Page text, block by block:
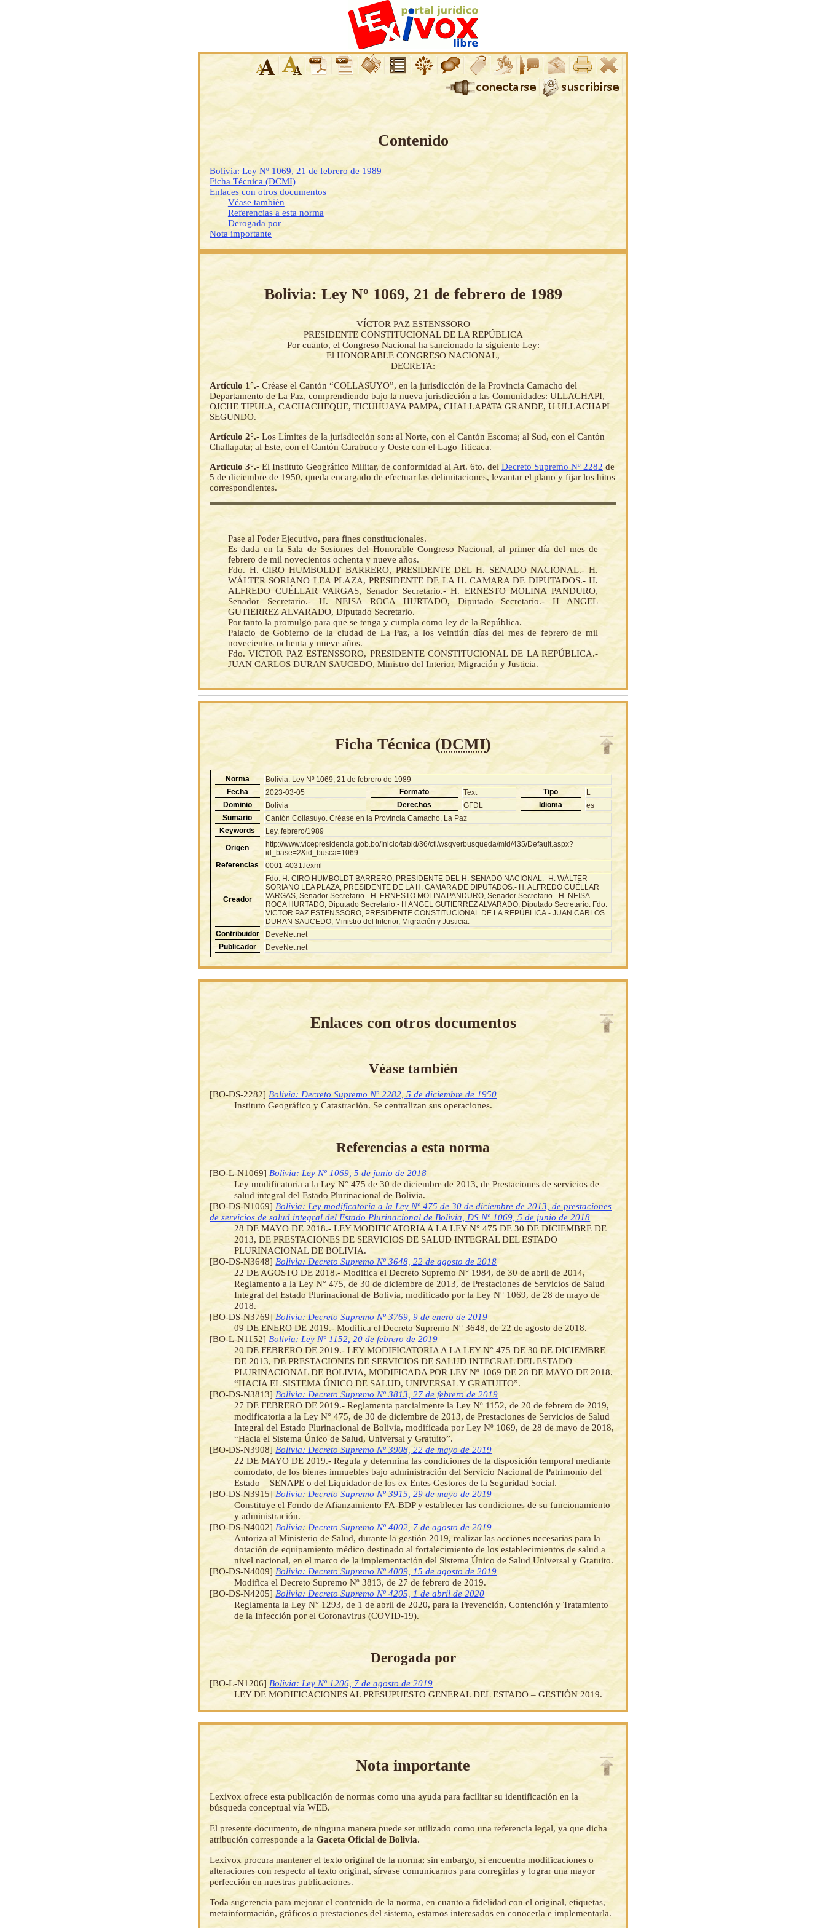
Contenido
Bolivia: Ley Nº 1069, 21 de febrero de 1989
Ficha Técnica (DCMI)
Enlaces con otros documentos
Véase también
Referencias a esta norma
Derogada por
Nota importante
Bolivia: Ley Nº 1069, 21 de febrero de 1989
VÍCTOR PAZ ESTENSSORO
PRESIDENTE CONSTITUCIONAL DE LA REPÚBLICA
Por cuanto, el Congreso Nacional ha sancionado la siguiente Ley:
El HONORABLE CONGRESO NACIONAL,
DECRETA:
Artículo 1°.- Créase el Cantón “COLLASUYO”, en la jurisdicción de la Provincia Camacho del
Departamento de La Paz, comprendiendo bajo la nueva jurisdicción a las Comunidades: ULLACHAPI,
OJCHE TIPULA, CACHACHEQUE, TICUHUAYA PAMPA, CHALLAPATA GRANDE, U ULLACHAPI
SEGUNDO.
Artículo 2°.- Los Límites de la jurisdicción son: al Norte, con el Cantón Escoma; al Sud, con el Cantón
Challapata; al Este, con el Cantón Carabuco y Oeste con el Lago Titicaca.
Artículo 3°.- El Instituto Geográfico Militar, de conformidad al Art. 6to. del Decreto Supremo Nº 2282 de
5 de diciembre de 1950, queda encargado de efectuar las delimitaciones, levantar el plano y fijar los hitos
correspondientes.
Pase al Poder Ejecutivo, para fines constitucionales.
Es dada en la Sala de Sesiones del Honorable Congreso Nacional, al primer día del mes de
febrero de mil novecientos ochenta y nueve años.
Fdo. H. CIRO HUMBOLDT BARRERO, PRESIDENTE DEL H. SENADO NACIONAL.- H.
WÁLTER SORIANO LEA PLAZA, PRESIDENTE DE LA H. CAMARA DE DIPUTADOS.- H.
ALFREDO CUÉLLAR VARGAS, Senador Secretario.- H. ERNESTO MOLINA PANDURO,
Senador Secretario.- H. NEISA ROCA HURTADO, Diputado Secretario.- H ANGEL
GUTIERREZ ALVARADO, Diputado Secretario.
Por tanto la promulgo para que se tenga y cumpla como ley de la República.
Palacio de Gobierno de la ciudad de La Paz, a los veintiún días del mes de febrero de mil
novecientos ochenta y nueve años.
Fdo. VICTOR PAZ ESTENSSORO, PRESIDENTE CONSTITUCIONAL DE LA REPÚBLICA.-
JUAN CARLOS DURAN SAUCEDO, Ministro del Interior, Migración y Justicia.
Ficha Técnica (DCMI)
Norma
Bolivia: Ley Nº 1069, 21 de febrero de 1989
Fecha
2023-03-05 Formato Text Tipo
L
Dominio
Bolivia Derechos GFDL Idioma
es
Sumario
Cantón Collasuyo. Créase en la Provincia Camacho, La Paz
Keywords
Ley, febrero/1989
Origen
http://www.vicepresidencia.gob.bo/Inicio/tabid/36/ctl/wsqverbusqueda/mid/435/Default.aspx?
id_base=2&id_busca=1069
Referencias
0001-4031.lexml
Creador
Fdo. H. CIRO HUMBOLDT BARRERO, PRESIDENTE DEL H. SENADO NACIONAL.- H. WÁLTER
SORIANO LEA PLAZA, PRESIDENTE DE LA H. CAMARA DE DIPUTADOS.- H. ALFREDO CUÉLLAR
VARGAS, Senador Secretario.- H. ERNESTO MOLINA PANDURO, Senador Secretario.- H. NEISA
ROCA HURTADO, Diputado Secretario.- H ANGEL GUTIERREZ ALVARADO, Diputado Secretario. Fdo.
VICTOR PAZ ESTENSSORO, PRESIDENTE CONSTITUCIONAL DE LA REPÚBLICA.- JUAN CARLOS
DURAN SAUCEDO, Ministro del Interior, Migración y Justicia.
Contribuidor
DeveNet.net
Publicador
DeveNet.net
Enlaces con otros documentos
Véase también
[BO-DS-2282] Bolivia: Decreto Supremo Nº 2282, 5 de diciembre de 1950
Instituto Geográfico y Catastración. Se centralizan sus operaciones.
Referencias a esta norma
[BO-L-N1069] Bolivia: Ley Nº 1069, 5 de junio de 2018
Ley modificatoria a la Ley N° 475 de 30 de diciembre de 2013, de Prestaciones de servicios de
salud integral del Estado Plurinacional de Bolivia.
[BO-DS-N1069] Bolivia: Ley modificatoria a la Ley Nº 475 de 30 de diciembre de 2013, de prestaciones
de servicios de salud integral del Estado Plurinacional de Bolivia, DS Nº 1069, 5 de junio de 2018
28 DE MAYO DE 2018.- LEY MODIFICATORIA A LA LEY N° 475 DE 30 DE DICIEMBRE DE
2013, DE PRESTACIONES DE SERVICIOS DE SALUD INTEGRAL DEL ESTADO
PLURINACIONAL DE BOLIVIA.
[BO-DS-N3648] Bolivia: Decreto Supremo Nº 3648, 22 de agosto de 2018
22 DE AGOSTO DE 2018.- Modifica el Decreto Supremo N° 1984, de 30 de abril de 2014,
Reglamento a la Ley N° 475, de 30 de diciembre de 2013, de Prestaciones de Servicios de Salud
Integral del Estado Plurinacional de Bolivia, modificado por la Ley N° 1069, de 28 de mayo de
2018.
[BO-DS-N3769] Bolivia: Decreto Supremo Nº 3769, 9 de enero de 2019
09 DE ENERO DE 2019.- Modifica el Decreto Supremo N° 3648, de 22 de agosto de 2018.
[BO-L-N1152] Bolivia: Ley Nº 1152, 20 de febrero de 2019
20 DE FEBRERO DE 2019.- LEY MODIFICATORIA A LA LEY N° 475 DE 30 DE DICIEMBRE
DE 2013, DE PRESTACIONES DE SERVICIOS DE SALUD INTEGRAL DEL ESTADO
PLURINACIONAL DE BOLIVIA, MODIFICADA POR LEY Nº 1069 DE 28 DE MAYO DE 2018.
“HACIA EL SISTEMA ÚNICO DE SALUD, UNIVERSAL Y GRATUITO”.
[BO-DS-N3813] Bolivia: Decreto Supremo Nº 3813, 27 de febrero de 2019
27 DE FEBRERO DE 2019.- Reglamenta parcialmente la Ley Nº 1152, de 20 de febrero de 2019,
modificatoria a la Ley N° 475, de 30 de diciembre de 2013, de Prestaciones de Servicios de Salud
Integral del Estado Plurinacional de Bolivia, modificada por Ley Nº 1069, de 28 de mayo de 2018,
“Hacia el Sistema Único de Salud, Universal y Gratuito”.
[BO-DS-N3908] Bolivia: Decreto Supremo Nº 3908, 22 de mayo de 2019
22 DE MAYO DE 2019.- Regula y determina las condiciones de la disposición temporal mediante
comodato, de los bienes inmuebles bajo administración del Servicio Nacional de Patrimonio del
Estado – SENAPE o del Liquidador de los ex Entes Gestores de la Seguridad Social.
[BO-DS-N3915] Bolivia: Decreto Supremo Nº 3915, 29 de mayo de 2019
Constituye el Fondo de Afianzamiento FA-BDP y establecer las condiciones de su funcionamiento
y administración.
[BO-DS-N4002] Bolivia: Decreto Supremo Nº 4002, 7 de agosto de 2019
Autoriza al Ministerio de Salud, durante la gestión 2019, realizar las acciones necesarias para la
dotación de equipamiento médico destinado al fortalecimiento de los establecimientos de salud a
nivel nacional, en el marco de la implementación del Sistema Único de Salud Universal y Gratuito.
[BO-DS-N4009] Bolivia: Decreto Supremo Nº 4009, 15 de agosto de 2019
Modifica el Decreto Supremo Nº 3813, de 27 de febrero de 2019.
[BO-DS-N4205] Bolivia: Decreto Supremo Nº 4205, 1 de abril de 2020
Reglamenta la Ley N° 1293, de 1 de abril de 2020, para la Prevención, Contención y Tratamiento
de la Infección por el Coronavirus (COVID-19).
Derogada por
[BO-L-N1206] Bolivia: Ley Nº 1206, 7 de agosto de 2019
LEY DE MODIFICACIONES AL PRESUPUESTO GENERAL DEL ESTADO – GESTIÓN 2019.
Nota importante
Lexivox ofrece esta publicación de normas como una ayuda para facilitar su identificación en la
búsqueda conceptual vía WEB.
El presente documento, de ninguna manera puede ser utilizado como una referencia legal, ya que dicha
atribución corresponde a laGaceta Oficial de Bolivia.
Lexivox procura mantener el texto original de la norma; sin embargo, si encuentra modificaciones o
alteraciones con respecto al texto original, sírvase comunicarnos para corregirlas y lograr una mayor
perfección en nuestras publicaciones.
Toda sugerencia para mejorar el contenido de la norma, en cuanto a fidelidad con el original, etiquetas,
metainformación, gráficos o prestaciones del sistema, estamos interesados en conocerla e implementarla.